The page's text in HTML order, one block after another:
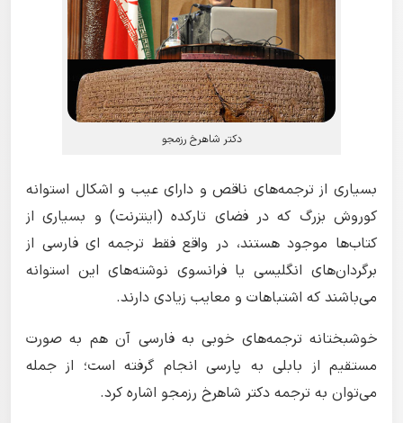
دکتر شاهرخ رزمجو
بسیاری از ترجمه‌های ناقص و دارای عیب و اشکال استوانه
کوروش بزرگ که در فضای تارکده (اینترنت) و بسیاری از
کتاب‌ها موجود هستند، در واقع فقط ترجمه ای فارسی از
برگردان‌های انگلیسی یا فرانسوی نوشته‌های این استوانه
می‌باشند که اشتباهات و معایب زیادی دارند.
خوشبختانه ترجمه‌های خوبی به فارسی آن هم به صورت
مستقیم از بابلی به پارسی انجام گرفته است؛ از جمله
می‌توان به ترجمه دکتر شاهرخ رزمجو اشاره کرد.